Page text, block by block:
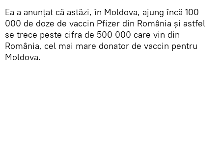
Ea a anunțat că astăzi, în Moldova, ajung încă 100
000 de doze de vaccin Pfizer din România și astfel
se trece peste cifra de 500 000 care vin din
România, cel mai mare donator de vaccin pentru
Moldova.